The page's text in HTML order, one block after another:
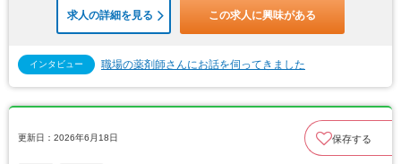
求人の詳細を見る この求人に興味がある
インタビュー 職場の薬剤師さんにお話を伺ってきました
更新日：2026年6月18日 保存する